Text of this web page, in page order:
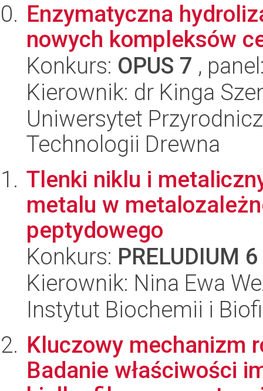
Enzymatyczna
nowych kompleksów
Konkurs: OPUS 7 ,
Kierownik: dr Kinga
Uniwersytet
Technologii Drewna
Tlenki niklu i
metalu w
peptydowego
Konkurs: PRELUDIUM 6
Kierownik: Nina Ewa
Instytut Biochemii i
Kluczowy mechanizm
Badanie właściwości